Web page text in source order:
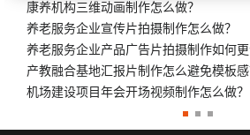
康养机构三维动画制作怎么做？
养老服务企业宣传片拍摄制作怎么做？
养老服务企业产品广告片拍摄制作如何更
产教融合基地汇报片制作怎么避免模板感
机场建设项目年会开场视频制作怎么做？